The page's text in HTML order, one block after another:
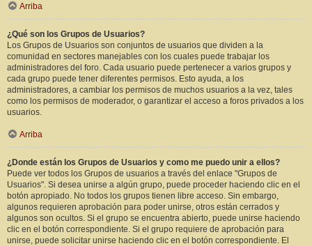
Arriba
¿Qué son los Grupos de Usuarios?
Los Grupos de Usuarios son conjuntos de usuarios que dividen a la
comunidad en sectores manejables con los cuales puede trabajar los
administradores del foro. Cada usuario puede pertenecer a varios grupos y
cada grupo puede tener diferentes permisos. Esto ayuda, a los
administradores, a cambiar los permisos de muchos usuarios a la vez, tales
como los permisos de moderador, o garantizar el acceso a foros privados a los
usuarios.
Arriba
¿Donde están los Grupos de Usuarios y como me puedo unir a ellos?
Puede ver todos los Grupos de usuarios a través del enlace "Grupos de
Usuarios". Si desea unirse a algún grupo, puede proceder haciendo clic en el
botón apropiado. No todos los grupos tienen libre acceso. Sin embargo,
algunos requieren aprobación para poder unirse, otros están cerrados y
algunos son ocultos. Si el grupo se encuentra abierto, puede unirse haciendo
clic en el botón correspondiente. Si el grupo requiere de aprobación para
unirse, puede solicitar unirse haciendo clic en el botón correspondiente. El